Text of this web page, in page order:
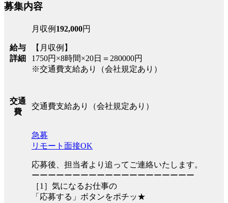
募集内容
給与
詳細
月収例 192,000円
【月収例】
1750円×8時間×20日＝280000円
※交通費支給あり（会社規定あり）
交通
費
交通費支給あり（会社規定あり）
急募
リモート面接OK
応募後、担当者より追ってご連絡いたします。
ーーーーーーーーーーーーーーーーーーーー
［1］気になるお仕事の
「応募する」ボタンをポチッ★